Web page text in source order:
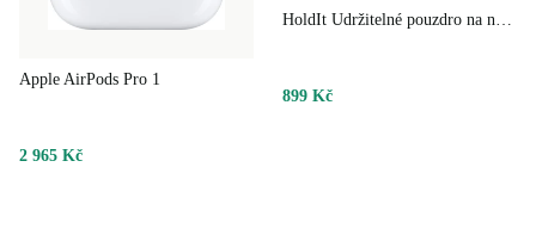
Apple AirPods Pro 1
2 965 Kč
899 Kč